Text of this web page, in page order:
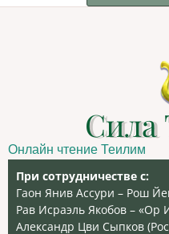
Сила
Онлайн чтение Теилим
При сотрудничестве с:
Гаон Янив Ассури – Рош
Рав Исраэль Якобов – «Ор
Александр Цви Сыпков